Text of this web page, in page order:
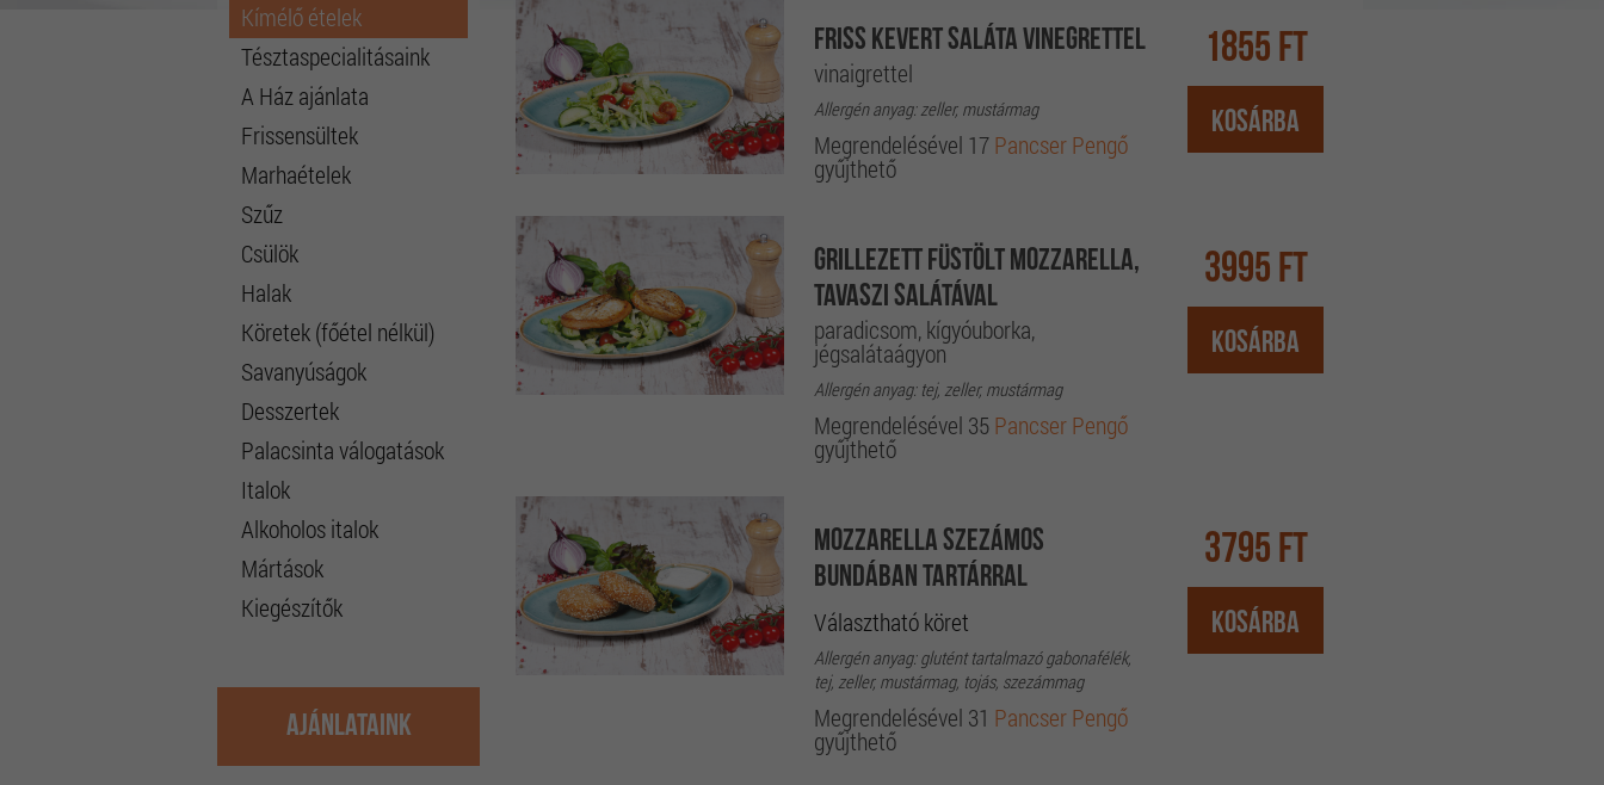
Kímélő ételek
Tésztaspecialitásaink
A Ház ajánlata
Frissensültek
Marhaételek
Szűz
Csülök
Halak
Köretek (főétel nélkül)
Savanyúságok
Desszertek
Palacsinta válogatások
Italok
Alkoholos italok
Mártások
Kiegészítők
Ajánlataink
Friss kevert saláta vinegrettel
vinaigrettel
Allergén anyag: zeller, mustármag
Megrendelésével 17Pancser Pengő
gyűjthető
1855 Ft
Kosárba
Grillezett füstölt mozzarella,
tavaszi salátával
paradicsom, kígyóuborka,
jégsalátaágyon
Allergén anyag: tej, zeller, mustármag
Megrendelésével 35Pancser Pengő
gyűjthető
3995 Ft
Kosárba
Mozzarella szezámos
bundában tartárral
Választható köret
Allergén anyag: glutént tartalmazó gabonafélék,
tej, zeller, mustármag, tojás, szezámmag
Megrendelésével 31 Pancser Pengő
gyűjthető
3795 Ft
Kosárba